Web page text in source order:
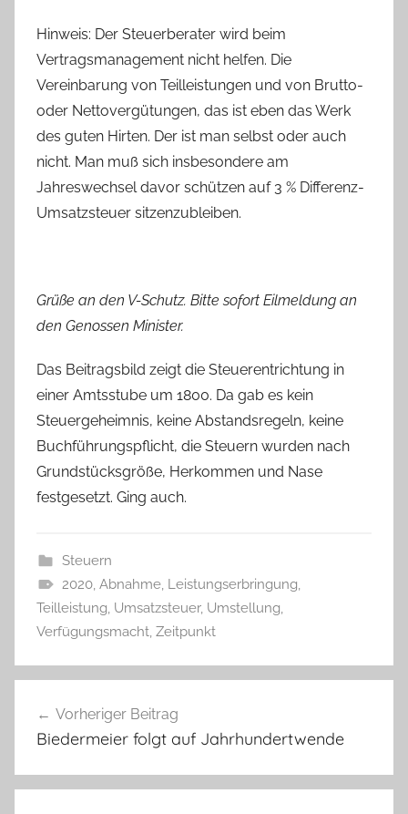
Hinweis: Der Steuerberater wird beim
Vertragsmanagement nicht helfen. Die
Vereinbarung von Teilleistungen und von Brutto-
oder Nettovergütungen, das ist eben das Werk
des guten Hirten. Der ist man selbst oder auch
nicht. Man muß sich insbesondere am
Jahreswechsel davor schützen auf 3 % Differenz-
Umsatzsteuer sitzenzubleiben.
Grüße an den V-Schutz. Bitte sofort Eilmeldung an
den Genossen Minister.
Das Beitragsbild zeigt die Steuerentrichtung in
einer Amtsstube um 1800. Da gab es kein
Steuergeheimnis, keine Abstandsregeln, keine
Buchführungspflicht, die Steuern wurden nach
Grundstücksgröße, Herkommen und Nase
festgesetzt. Ging auch.
Steuern
2020, Abnahme, Leistungserbringung,
Teilleistung, Umsatzsteuer, Umstellung,
Verfügungsmacht, Zeitpunkt
Vorheriger Beitrag
Biedermeier folgt auf Jahrhundertwende